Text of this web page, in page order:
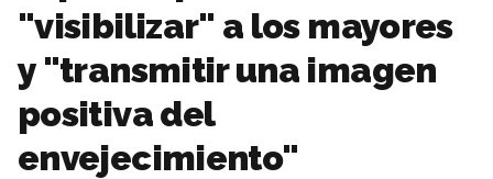
"visibilizar" a los mayores
y "transmitir una imagen
positiva del
envejecimiento"